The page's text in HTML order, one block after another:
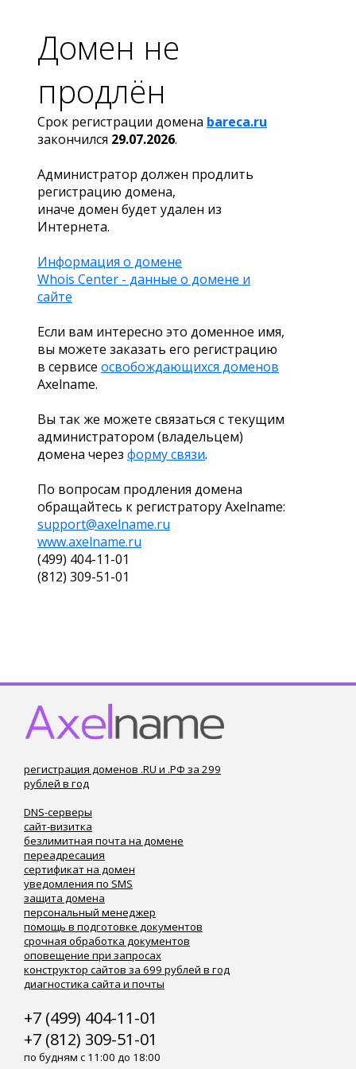
Домен не
продлён
Срок регистрации домена bareca.ru
закончился 29.07.2026.
Администратор должен продлить
регистрацию домена,
иначе домен будет удален из
Интернета.
Информация о домене
Whois Center - данные о домене и
сайте
Если вам интересно это доменное имя,
вы можете заказать его регистрацию
в сервисе освобождающихся доменов
Axelname.
Вы так же можете связаться с текущим
администратором (владельцем)
домена через форму связи.
По вопросам продления домена
обращайтесь к регистратору Axelname:
support@axelname.ru
www.axelname.ru
(499) 404-11-01
(812) 309-51-01
регистрация доменов .RU и .РФ за 299
рублей в год
DNS-серверы
сайт-визитка
безлимитная почта на домене
переадресация
сертификат на домен
уведомления по SMS
защита домена
персональный менеджер
помощь в подготовке документов
срочная обработка документов
оповещение при запросах
конструктор сайтов за 699 рублей в год
диагностика сайта и почты
+7 (499) 404-11-01
+7 (812) 309-51-01
по будням с 11:00 до 18:00